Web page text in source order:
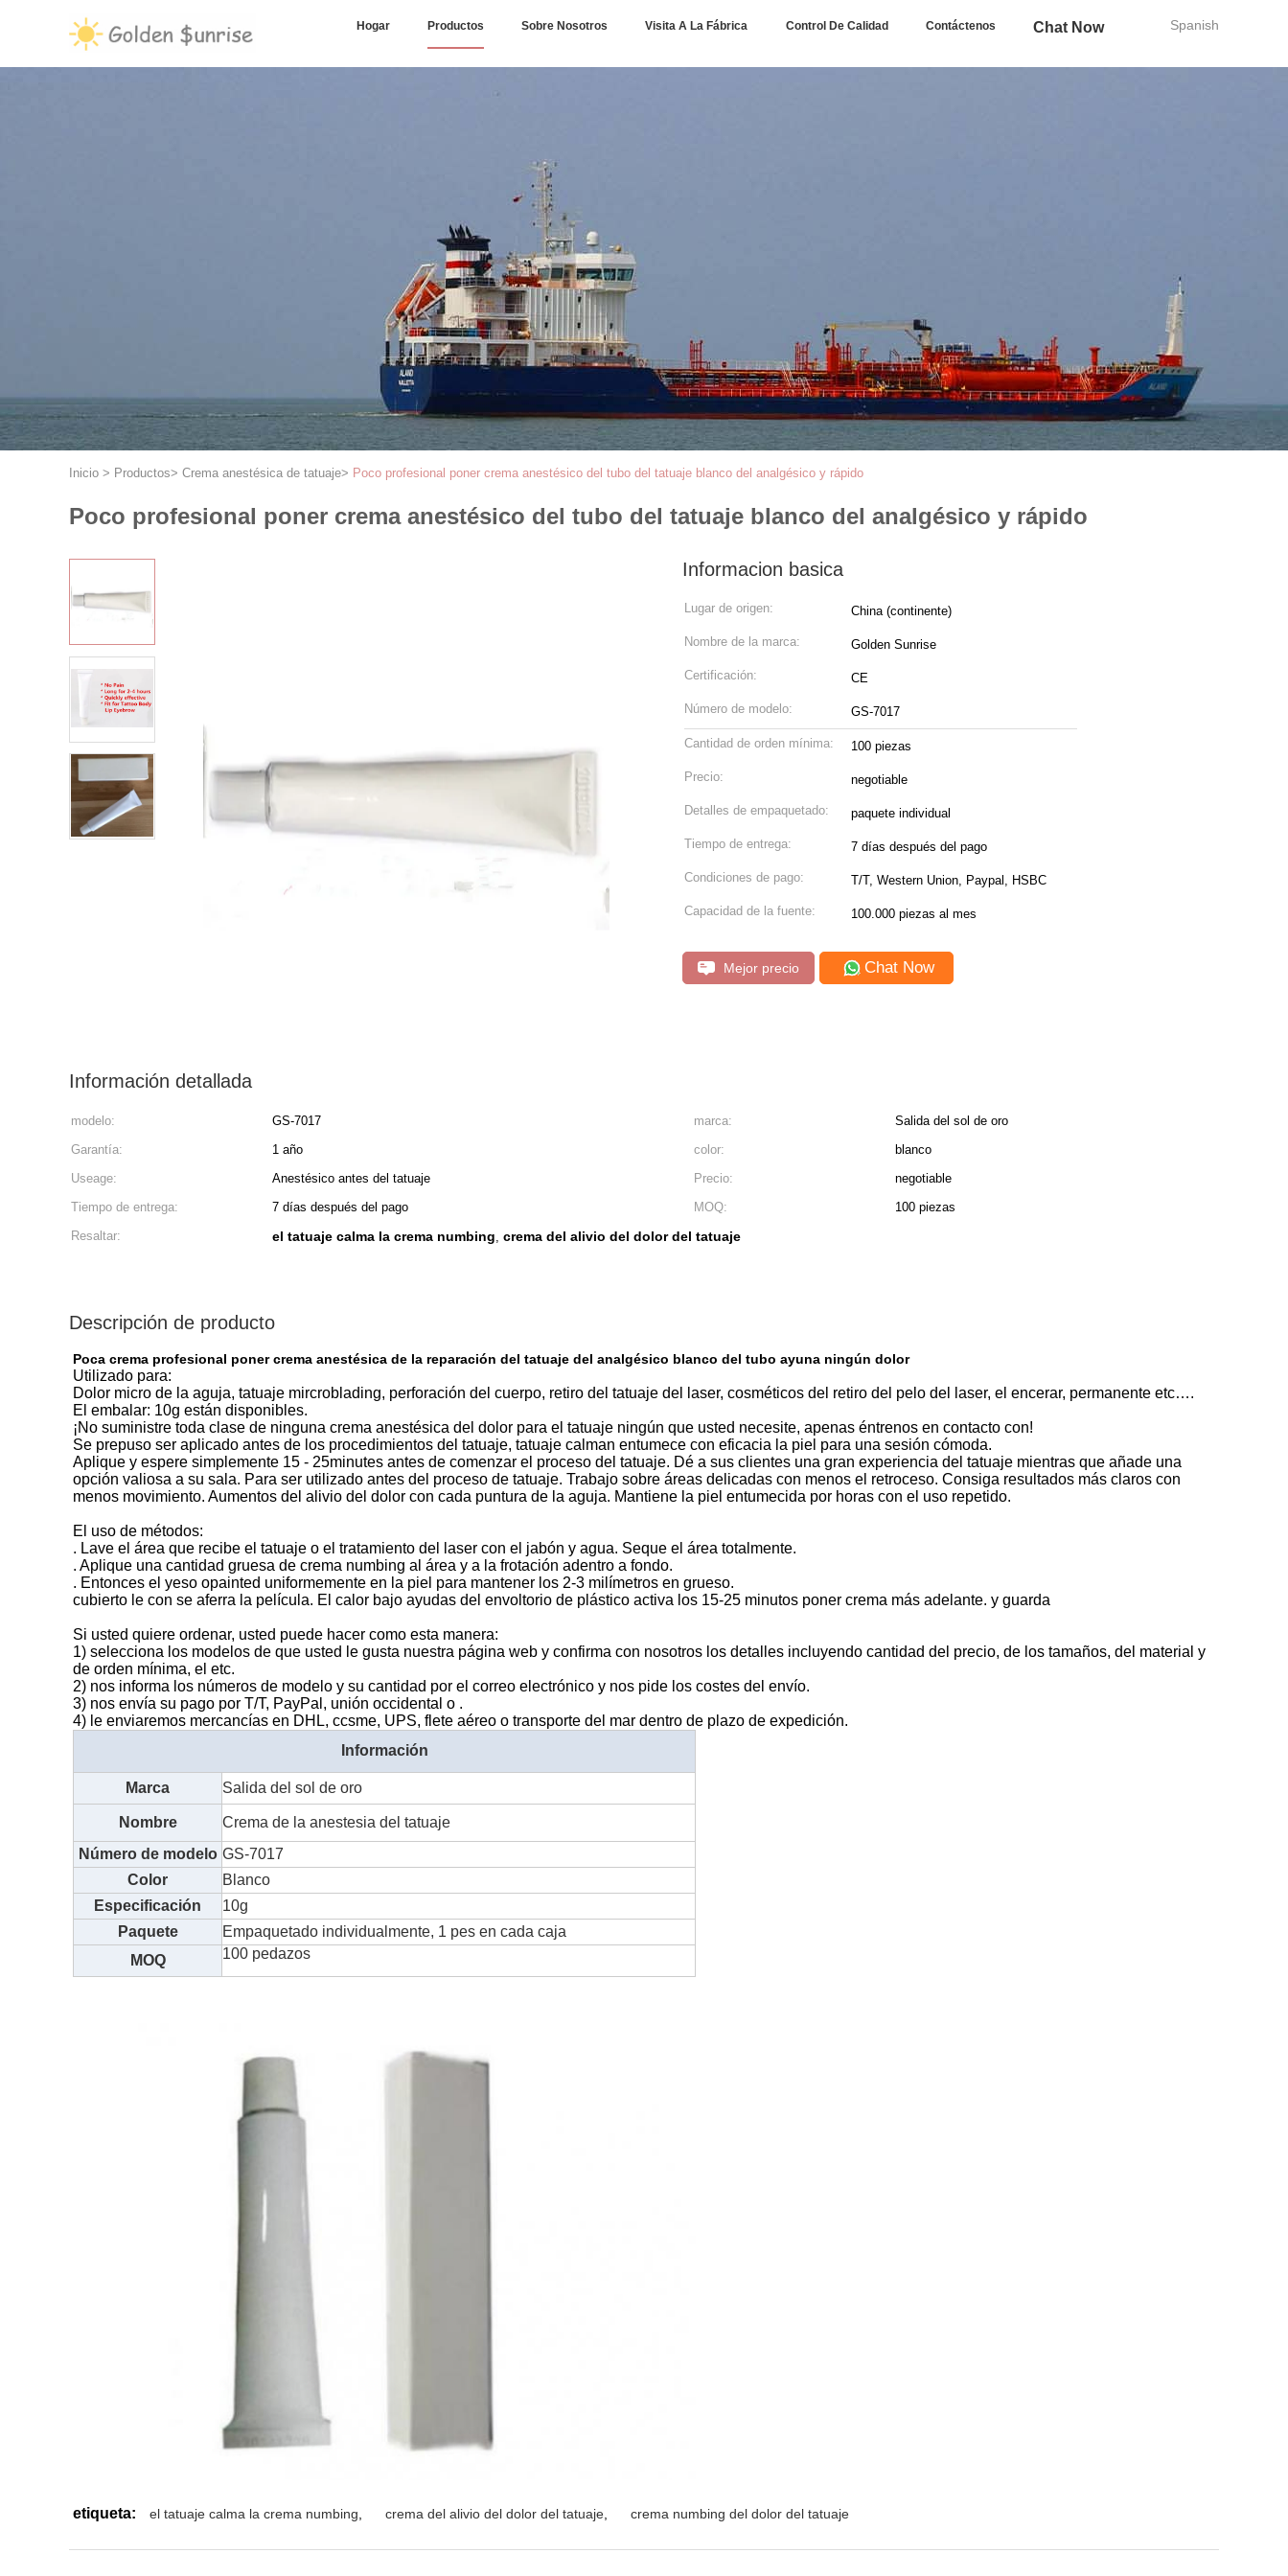
Spanish
Hogar Productos Sobre Nosotros Visita A La Fábrica Control De Calidad Contáctenos Chat Now
Inicio > Productos> Crema anestésica de tatuaje> Poco profesional poner crema anestésico del tubo del tatuaje blanco del analgésico y rápido
Poco profesional poner crema anestésico del tubo del tatuaje blanco del analgésico y rápido
Informacion basica
Lugar de origen: China (continente)
Nombre de la marca: Golden Sunrise
Certificación: CE
Número de modelo: GS-7017
Cantidad de orden mínima: 100 piezas
Precio: negotiable
Detalles de empaquetado: paquete individual
Tiempo de entrega: 7 días después del pago
Condiciones de pago: T/T, Western Union, Paypal, HSBC
Capacidad de la fuente: 100.000 piezas al mes
Mejor precio Chat Now
Información detallada
modelo: GS-7017 marca:
Salida del sol de oro
Garantía:
1 año color:
blanco
Useage:
Anestésico antes del tatuaje Precio:
negotiable
Tiempo de entrega:
7 días después del pago MOQ:
100 piezas
Resaltar:
el tatuaje calma la crema numbing, crema del alivio del dolor del tatuaje
Descripción de producto
Poca crema profesional poner crema anestésica de la reparación del tatuaje del analgésico blanco del tubo ayuna ningún dolor
Utilizado para:
Dolor micro de la aguja, tatuaje mircroblading, perforación del cuerpo, retiro del tatuaje del laser, cosméticos del retiro del pelo del laser, el encerar, permanente etc….
El embalar: 10g están disponibles.
¡No suministre toda clase de ninguna crema anestésica del dolor para el tatuaje ningún que usted necesite, apenas éntrenos en contacto con!
Se prepuso ser aplicado antes de los procedimientos del tatuaje, tatuaje calman entumece con eficacia la piel para una sesión cómoda.
Aplique y espere simplemente 15 - 25minutes antes de comenzar el proceso del tatuaje. Dé a sus clientes una gran experiencia del tatuaje mientras que añade una
opción valiosa a su sala. Para ser utilizado antes del proceso de tatuaje. Trabajo sobre áreas delicadas con menos el retroceso. Consiga resultados más claros con
menos movimiento. Aumentos del alivio del dolor con cada puntura de la aguja. Mantiene la piel entumecida por horas con el uso repetido.
El uso de métodos:
. Lave el área que recibe el tatuaje o el tratamiento del laser con el jabón y agua. Seque el área totalmente.
. Aplique una cantidad gruesa de crema numbing al área y a la frotación adentro a fondo.
. Entonces el yeso opainted uniformemente en la piel para mantener los 2-3 milímetros en grueso.
cubierto le con se aferra la película. El calor bajo ayudas del envoltorio de plástico activa los 15-25 minutos poner crema más adelante. y guarda
Si usted quiere ordenar, usted puede hacer como esta manera:
1) selecciona los modelos de que usted le gusta nuestra página web y confirma con nosotros los detalles incluyendo cantidad del precio, de los tamaños, del material y
de orden mínima, el etc.
2) nos informa los números de modelo y su cantidad por el correo electrónico y nos pide los costes del envío.
3) nos envía su pago por T/T, PayPal, unión occidental o .
4) le enviaremos mercancías en DHL, ccsme, UPS, flete aéreo o transporte del mar dentro de plazo de expedición.
Información
Marca Salida del sol de oro
Nombre
Crema de la anestesia del tatuaje
Número de modelo GS-7017
Color
Blanco
Especificación
10g
Paquete
Empaquetado individualmente, 1 pes en cada caja
MOQ
100 pedazos
etiqueta: el tatuaje calma la crema numbing crema del alivio del dolor del tatuaje crema numbing del dolor del tatuaje